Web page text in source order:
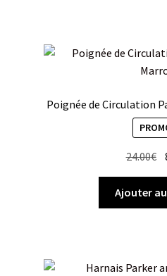
Poignée de Circulation
24.00€
Ajouter